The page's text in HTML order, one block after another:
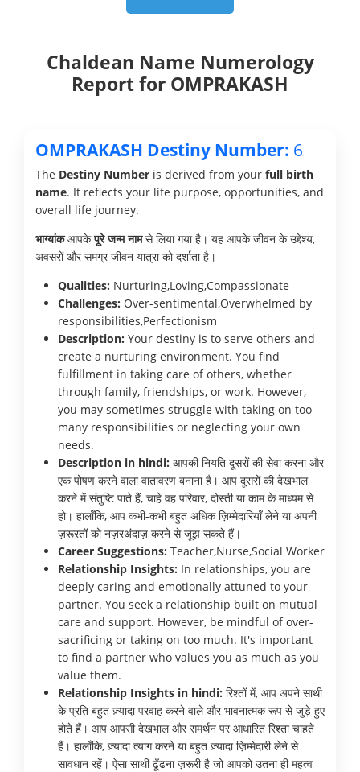
Chaldean Name Numerology
Report for OMPRAKASH
OMPRAKASH Destiny Number: 6
The Destiny Number is derived from your full birth
name. It reflects your life purpose, opportunities, and
overall life journey.
भाग्यांकआपकेपूरे जन्म नामसे लिया गया है। यह आपके जीवन के उद्देश्य,
अवसरों और समग्र जीवन यात्रा को दर्शाता है।
Qualities: Nurturing,Loving,Compassionate
Challenges: Over-sentimental,Overwhelmed by
responsibilities,Perfectionism
Description: Your destiny is to serve others and
create a nurturing environment. You find
fulfillment in taking care of others, whether
through family, friendships, or work. However,
you may sometimes struggle with taking on too
many responsibilities or neglecting your own
needs.
Description in hindi: आपकी नियति दूसरों की सेवा करना और
एक पोषण करने वाला वातावरण बनाना है। आप दूसरों की देखभाल
करने में संतुष्टि पाते हैं, चाहे वह परिवार, दोस्ती या काम के माध्यम से
हो। हालाँकि, आप कभी-कभी बहुत अधिक ज़िम्मेदारियाँ लेने या अपनी
ज़रूरतों को नज़रअंदाज़ करने से जूझ सकते हैं।
Career Suggestions: Teacher,Nurse,Social Worker
Relationship Insights: In relationships, you are
deeply caring and emotionally attuned to your
partner. You seek a relationship built on mutual
care and support. However, be mindful of over-
sacrificing or taking on too much. It's important
to find a partner who values you as much as you
value them.
Relationship Insights in hindi: रिश्तों में, आप अपने साथी
के प्रति बहुत ज़्यादा परवाह करने वाले और भावनात्मक रूप से जुड़े हुए
होते हैं। आप आपसी देखभाल और समर्थन पर आधारित रिश्ता चाहते
हैं। हालाँकि, ज़्यादा त्याग करने या बहुत ज़्यादा ज़िम्मेदारी लेने से
सावधान रहें। ऐसा साथी ढूँढना ज़रूरी है जो आपको उतना ही महत्व